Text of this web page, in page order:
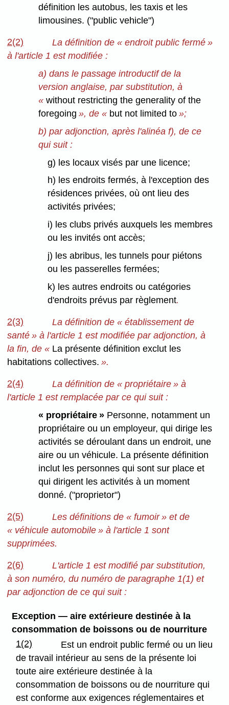
définition les autobus, les taxis et les
limousines. ("public vehicle")
2(2)
La définition de « endroit public fermé »
à l'article 1 est modifiée :
a) dans le passage introductif de la
version anglaise, par substitution, à
«without restricting the generality of the
foregoing », de « but not limited to »;
b) par adjonction, après l'alinéa f), de ce
qui suit :
g) les locaux visés par une licence;
h) les endroits fermés, à l'exception des
résidences privées, où ont lieu des
activités privées;
i) les clubs privés auxquels les membres
ou les invités ont accès;
j) les abribus, les tunnels pour piétons
ou les passerelles fermées;
k) les autres endroits ou catégories
d'endroits prévus par règlement.
2(3)
La définition de « établissement de
santé » à l'article 1 est modifiée par adjonction, à
la fin, de « La présente définition exclut les
habitations collectives. ».
2(4)
La définition de « propriétaire » à
l'article 1 est remplacée par ce qui suit :
« propriétaire » Personne, notamment un
propriétaire ou un employeur, qui dirige les
activités se déroulant dans un endroit, une
aire ou un véhicule. La présente définition
inclut les personnes qui sont sur place et
qui dirigent les activités à un moment
donné. ("proprietor")
2(5)
Les définitions de « fumoir » et de
« véhicule automobile » à l'article 1 sont
supprimées.
2(6)
L'article 1 est modifié par substitution,
à son numéro, du numéro de paragraphe 1(1) et
par adjonction de ce qui suit :
Exception — aire extérieure destinée à la
consommation de boissons ou de nourriture
1(2)
Est un endroit public fermé ou un lieu
de travail intérieur au sens de la présente loi
toute aire extérieure destinée à la
consommation de boissons ou de nourriture qui
est conforme aux exigences réglementaires et